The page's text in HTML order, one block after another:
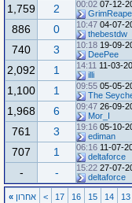
07-12-
00:02
2
1,759
04-07-
10:47
thebestdw
0
886
19-09-
10:18
DeePee
3
740
11-03-
14:11
illi
1
2,092
05-05-
09:55
The
1
1,100
26-09-
09:47
Mor_I
6
1,968
05-10-
19:16
ediman
3
761
11-07-
06:16
deltaforce
1
707
27-07-
15:22
deltaforce
-
-
13
14
15
16
17
> אחרון »